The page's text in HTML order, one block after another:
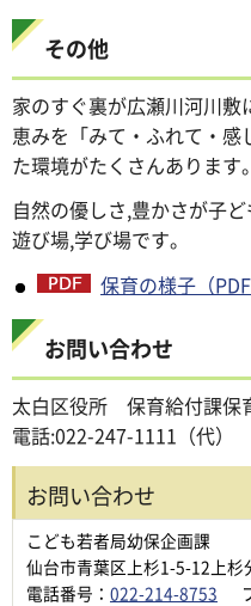
その他
家のすぐ裏が広瀬川河川
恵みを「みて・ふれて・
た環境がたくさんあります。
自然の優しさ,豊かさが子
遊び場,学び場です。
保育の様子（PDF
お問い合わせ
太白区役所 保育給付課保
電話:022-247-1111（代）
お問い合わせ
こども若者局幼保企画課
仙台市青葉区上杉1-5-12上杉
電話番号： 022-214-8753